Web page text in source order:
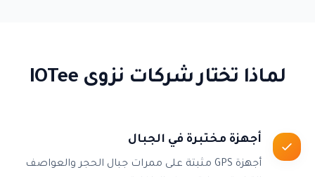
لماذا تختار شركات نزوى IOTee
أجهزة مختبرة في الجبال
أجهزة GPS مثبتة على ممرات جبال الحجر والعواصف